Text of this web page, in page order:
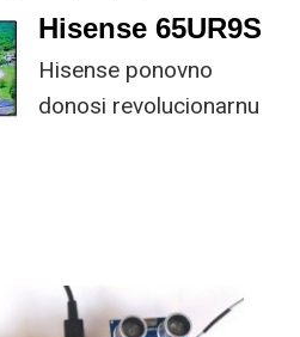
i miša s naprednim
Hisense 65UR9S
Hisense ponovno
donosi revolucionarnu